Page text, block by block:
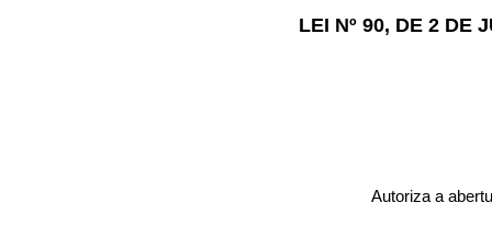
LEI Nº 90, DE 2 DE
Autoriza a